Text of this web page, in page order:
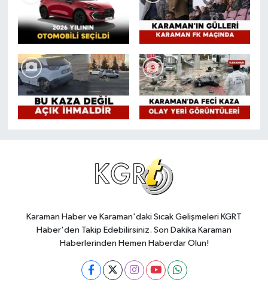
Karaman Haber ve Karaman'daki Sıcak Gelişmeleri KGRT
Haber'den Takip Edebilirsiniz. Son Dakika Karaman
Haberlerinden Hemen Haberdar Olun!